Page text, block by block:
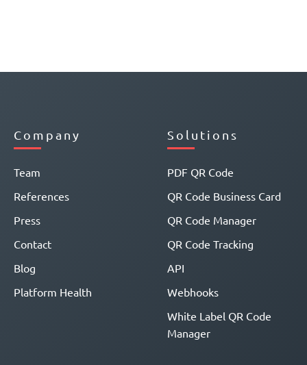
Company
Team
References
Press
Contact
Blog
Platform Health
Solutions
PDF QR Code
QR Code Business Card
QR Code Manager
QR Code Tracking
API
Webhooks
White Label QR Code
Manager